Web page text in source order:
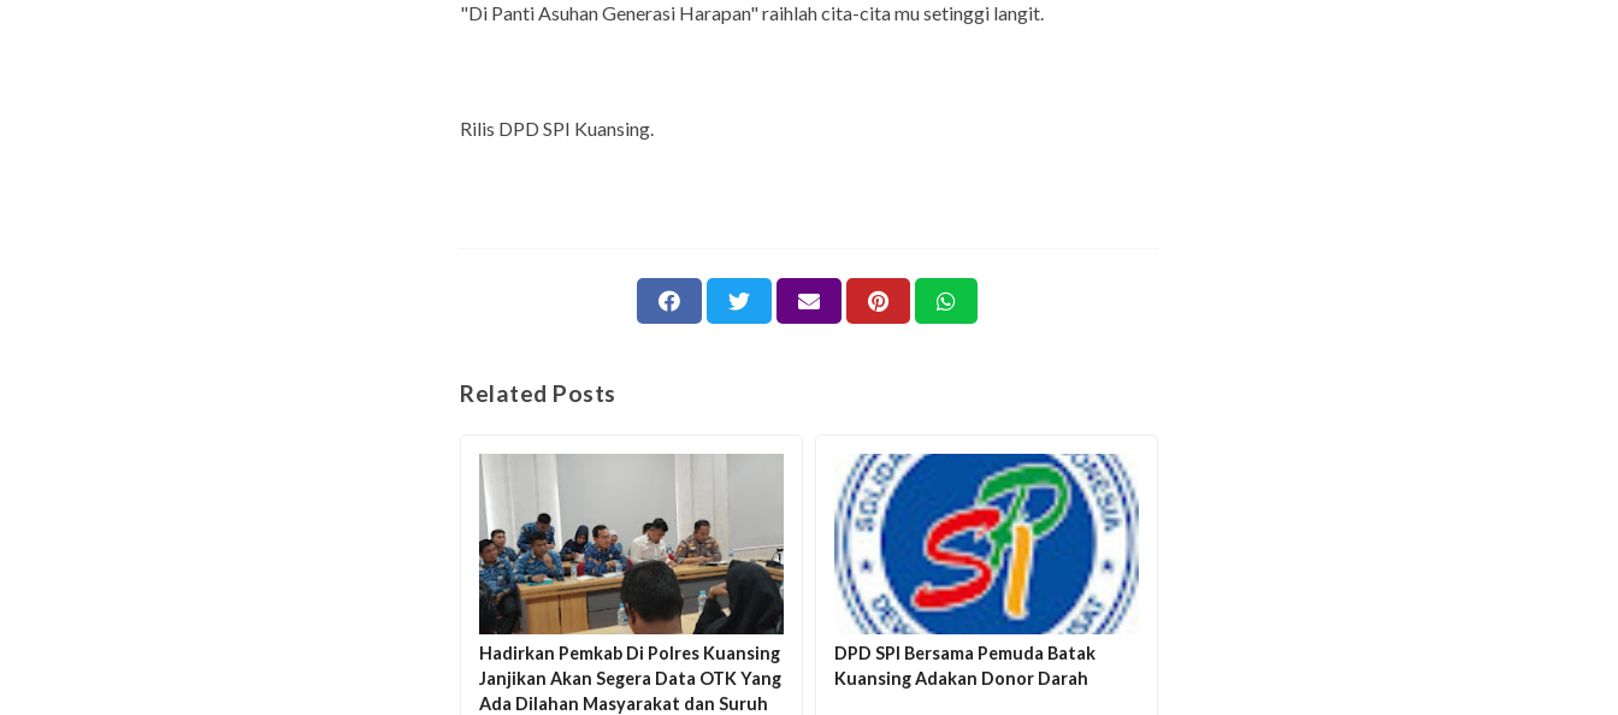
"Di Panti Asuhan Generasi Harapan" raihlah cita-cita mu setinggi langit.
Rilis DPD SPI Kuansing.
Related Posts
Hadirkan Pemkab Di Polres Kuansing
Janjikan Akan Segera Data OTK Yang
Ada Dilahan Masyarakat dan Suruh
DPD SPI Bersama Pemuda Batak
Kuansing Adakan Donor Darah